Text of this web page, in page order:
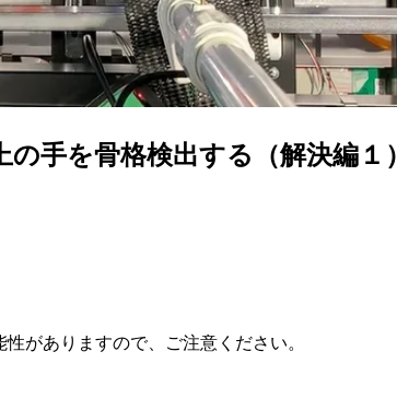
手を骨格検出する（解決編１）
がありますので、ご注意ください。